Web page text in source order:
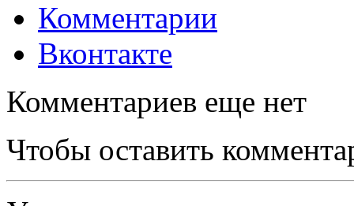
Комментарии
Вконтакте
Комментариев еще нет
Чтобы оставить